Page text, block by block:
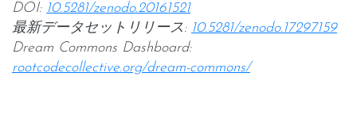
DOI: 10.5281/zenodo.20161521
最新データセットリリース: 10.5281/zenodo.17297159
Dream Commons Dashboard:
rootcodecollective.org/dream-commons/